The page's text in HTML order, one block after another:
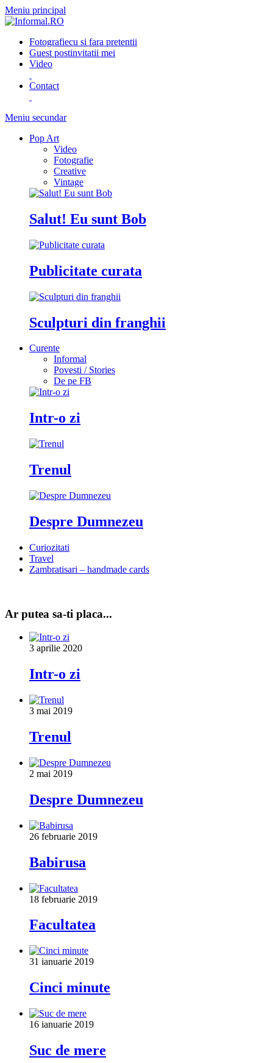
Meniu principal
Fotografiecu si fara pretentii
Guest postinvitatii mei
Video
Contact
Meniu secundar
Pop Art
Video
Fotografie
Creative
Vintage
Salut! Eu sunt Bob
Publicitate curata
Sculpturi din franghii
Curente
Informal
Povesti / Stories
De pe FB
Intr-o zi
Trenul
Despre Dumnezeu
Curiozitati
Travel
Zambratisari – handmade cards
Ar putea sa-ti placa...
3 aprilie 2020
Intr-o zi
3 mai 2019
Trenul
2 mai 2019
Despre Dumnezeu
26 februarie 2019
Babirusa
18 februarie 2019
Facultatea
31 ianuarie 2019
Cinci minute
16 ianuarie 2019
Suc de mere